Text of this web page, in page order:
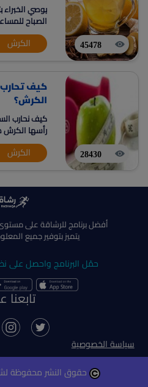
45478
يوصي
الصباح
البطن
الكرش
28430
كيف
الكرش؟
كيف نحارب
رأسها
الكرش
أفضل برنامج للرشاقة على مستوى
يتميز بتوفير جميع
حمّل البرنامج واحصل على
تابعنا
سياسة الخصوصية
حقوق النشر محفوظة